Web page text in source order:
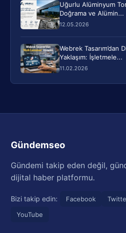
Uğurlu Alüminyum
Doğrama ve Alümin...
12.05.2026
Webrek Tasarım’dan
Yaklaşım: İşletmele...
11.02.2026
Gündemseo
Gündemi takip eden değil,
dijital haber platformu.
Bizi takip edin: Facebook
YouTube